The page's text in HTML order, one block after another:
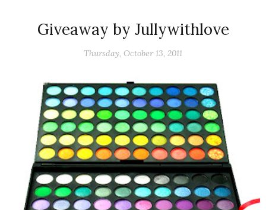
Giveaway by Jullywithlove
Thursday, October 13, 2011